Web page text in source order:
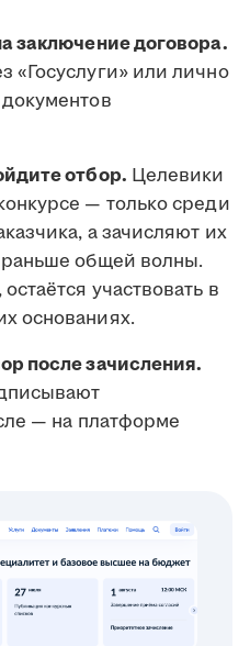
заключение договора.
«Госуслуги» или лично
отбор. Целевики
— только среди
а зачисляют их
общей волны.
участвовать в
основаниях.
после зачисления.
— на платформе